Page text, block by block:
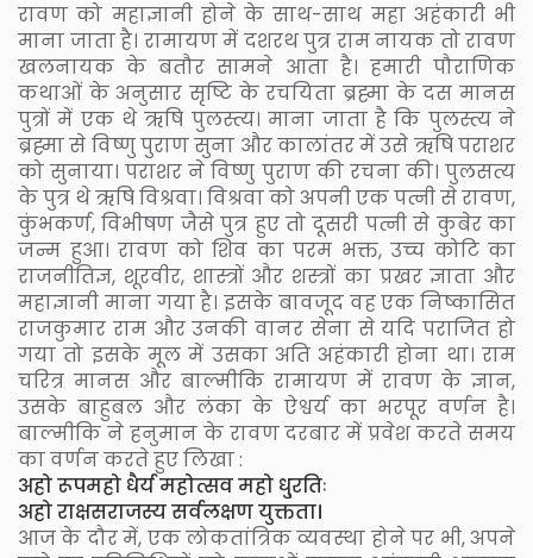
रावण को महाज्ञानी होने के साथ-साथ महा अहंकारी भी
माना जाता है। रामायण में दशरथ पुत्र राम नायक तो रावण
खलनायक के बतौर सामने आता है। हमारी पौराणिक
कथाओं के अनुसार सृष्टि के रचयिता ब्रह्मा के दस मानस
पुत्रों में एक थे ऋषि पुलस्त्य। माना जाता है कि पुलस्त्य ने
ब्रह्मा से विष्णु पुराण सुना और कालांतर में उसे ऋषि पराशर
को सुनाया। पराशर ने विष्णु पुराण की रचना की। पुलसत्य
के पुत्र थे ऋषि विश्रवा। विश्रवा को अपनी एक पत्नी से रावण,
कुंभकर्ण, विभीषण जैसे पुत्र हुए तो दूसरी पत्नी से कुबेर का
जन्म हुआ। रावण को शिव का परम भक्त, उच्च कोटि का
राजनीतिज्ञ, शूरवीर, शास्त्रों और शस्त्रों का प्रखर ज्ञाता और
महाज्ञानी माना गया है। इसके बावजूद वह एक निष्कासित
राजकुमार राम और उनकी वानर सेना से यदि पराजित हो
गया तो इसके मूल में उसका अति अहंकारी होना था। राम
चरित्र मानस और बाल्मीकि रामायण में रावण के ज्ञान,
उसके बाहुबल और लंका के ऐश्वर्य का भरपूर वर्णन है।
बाल्मीकि ने हनुमान के रावण दरबार में प्रवेश करते समय
का वर्णन करते हुए लिखा :
अहो रूपमहो धैर्य महोत्सव महो धु्रतिः
अहो राक्षसराजस्य सर्वलक्षण युक्तता।
आज के दौर में, एक लोकतांत्रिक व्यवस्था होने पर भी, अपने